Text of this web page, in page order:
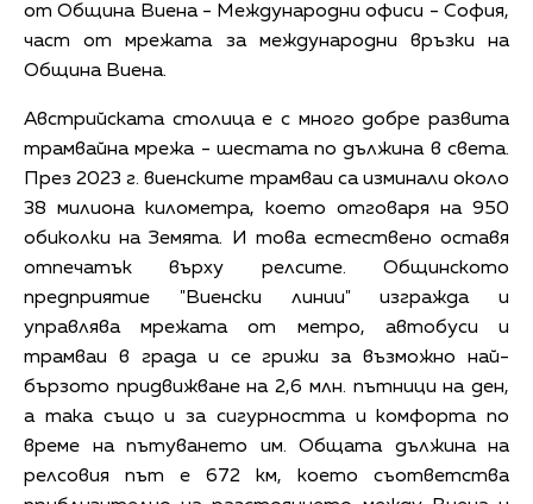
от Община Виена - Международни офиси - София,
част от мрежата за международни връзки на
Община Виена.
Австрийската столица е с много добре развита
трамвайна мрежа - шестата по дължина в света.
През 2023 г. виенските трамваи са изминали около
38 милиона километра, което отговаря на 950
обиколки на Земята. И това естествено оставя
отпечатък върху релсите. Общинското
предприятие "Виенски линии" изгражда и
управлява мрежата от метро, автобуси и
трамваи в града и се грижи за възможно най-
бързото придвижване на 2,6 млн. пътници на ден,
а така също и за сигурността и комфорта по
време на пътуването им. Общата дължина на
релсовия път е 672 км, което съответства